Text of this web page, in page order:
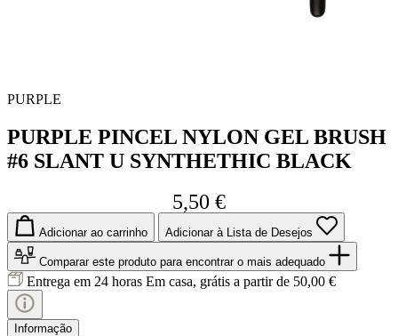
PURPLE
PURPLE PINCEL NYLON GEL BRUSH
#6 SLANT U SYNTHETHIC BLACK
5,50 €
Adicionar ao carrinho Adicionar à Lista de Desejos
Comparar este produto para encontrar o mais adequado
Entrega em 24 horas Em casa, grátis a partir de 50,00 €
Informação